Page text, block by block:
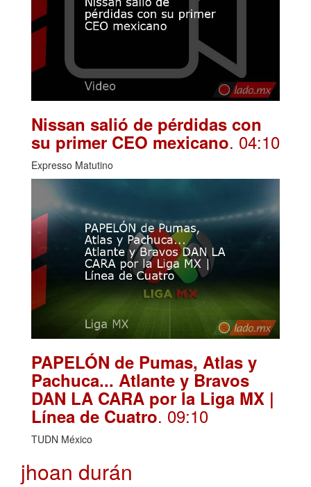
Nissan salió de pérdidas con
su primer CEO mexicano. 04:10
Expresso Matutino
PAPELÓN de Pumas, Atlas y
Pachuca... Atlante y Bravos
DAN LA CARA por la Liga MX |
Línea de Cuatro. 09:10
TUDN México
jhoan durán